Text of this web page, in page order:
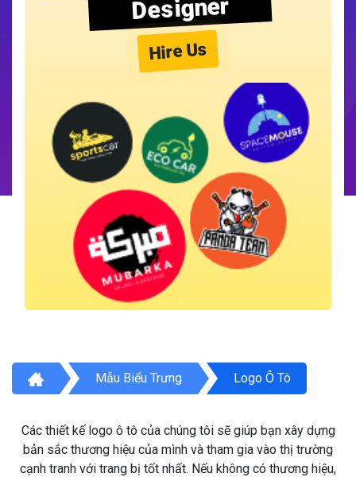
Designer
Hire Us
Mẫu Biểu Trưng Logo Ô Tô
Các thiết kế logo ô tô của chúng tôi sẽ giúp bạn xây dựng
bản sắc thương hiệu của mình và tham gia vào thị trường
cạnh tranh với trang bị tốt nhất. Nếu không có thương hiệu,